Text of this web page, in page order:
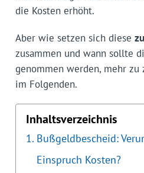
die Kosten erhöht.
Aber wie setzen sich diese
zusammen und wann sollte
genommen werden, mehr zu
im Folgenden.
Inhaltsverzeichnis
Bußgeldbescheid:
Einspruch Kosten?